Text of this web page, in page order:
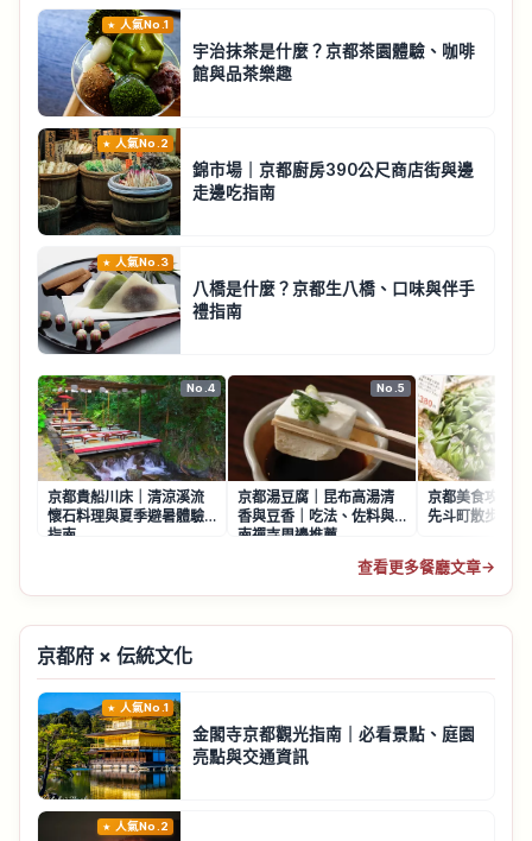
人氣No.1
宇治抹茶是什麼？京都茶園體驗、咖啡
館與品茶樂趣
人氣No.2
錦市場｜京都廚房390公尺商店街與邊
走邊吃指南
人氣No.3
八橋是什麼？京都生八橋、口味與伴手
禮指南
No.4
京都貴船川床｜清涼溪流
懷石料理與夏季避暑體驗
指南
No.5
京都湯豆腐｜昆布高湯清
香與豆香｜吃法、佐料與
南禪寺周邊推薦
京都美食攻略｜
先斗町散步品味
查看更多餐廳文章→
京都府 × 伝統文化
人氣No.1
金閣寺京都觀光指南｜必看景點、庭園
亮點與交通資訊
人氣No.2